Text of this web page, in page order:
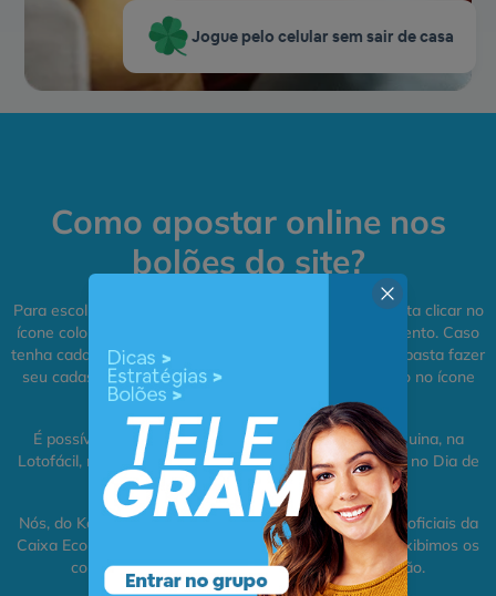
Jogue pelo celular sem sair de casa
Como apostar online nos
bolões do site?
Para escolher o jogo de loteria que mais te agrada, basta clicar no
ícone colorido do carrinho e depois em finalizar pagamento. Caso
tenha cadastro, basta fazer seu login. Caso não tenha, basta fazer
seu cadastro nas loterias online do Kotas Plus clicando no ícone
É possível apostar pela internet na Mega-Sena, na Quina, na
Lotofácil, na Lotomania, na Dupla Sena, na +Milionária, no Dia de
Sorte e na Timemania.
Nós, do Kotas Plus, registramos os jogos nas lotéricas oficiais da
Caixa Econômica Federal, digitalizamos os bilhetes e exibimos os
comprovantes na conta de quem adquiriu o bolão.